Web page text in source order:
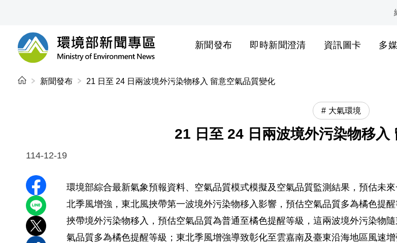
:::
環境部新聞專區
新聞發布 即時新聞澄清 資訊圖卡 多
新聞發布 21 日至 24 日兩波境外污染物移入 留意空氣品質變化
大氣環境
21 日至 24 日兩波境外污染物移入
114-12-19
分享至 Facebook
分享到 LINE
分享到 X
環境部綜合最新氣象預報資料、空氣品質模式模擬及空氣品質監測結果，預估未
北季風增強，東北風挾帶第一波境外污染物移入影響，預估空氣品質多為橘色提
挾帶境外污染物移入，預估空氣品質為普通至橘色提醒等級，這兩波境外污染物
氣品質多為橘色提醒等級；東北季風增強導致彰化至雲嘉南及臺東沿海地區風速